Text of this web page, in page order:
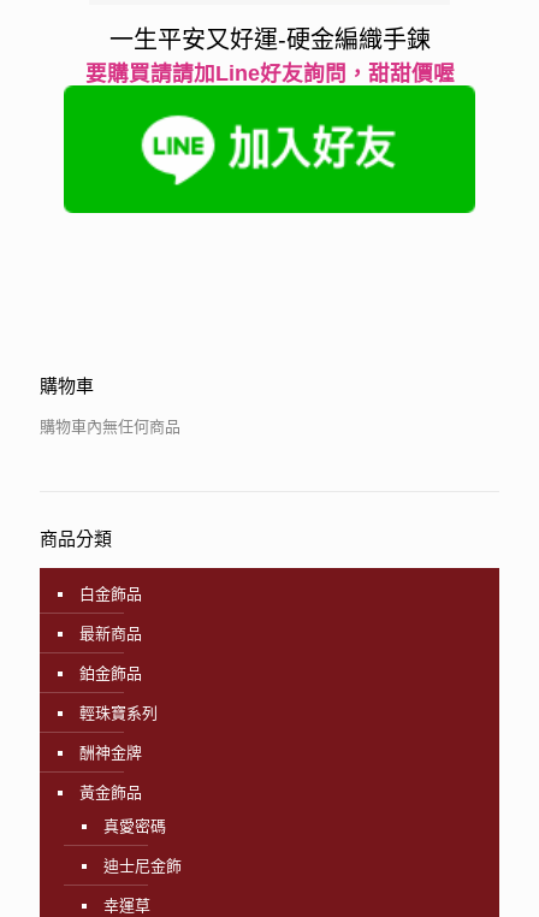
一生平安又好運-硬金編織手鍊
要購買請請加Line好友詢問，甜甜價喔
購物車
購物車內無任何商品
商品分類
白金飾品
最新商品
鉑金飾品
輕珠寶系列
酬神金牌
黃金飾品
真愛密碼
迪士尼金飾
幸運草